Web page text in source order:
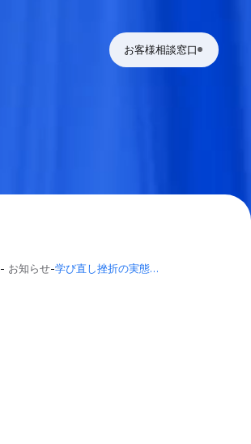
お客様相談窓口
- お知らせ- 学び直し挫折の実態調査が各種メディアに掲載されました